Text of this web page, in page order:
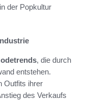
der Popkultur
, die durch
entstehen.
Outfits ihrer
des Verkaufs